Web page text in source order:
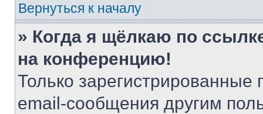
Вернуться к началу
» Когда я щёлкаю по
на конференцию!
Только зарегистрированные
email-сообщения другим